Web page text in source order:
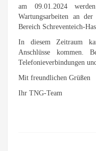
am 09.01.2024
Wartungsarbeiten an
Bereich Schreventeich-
In diesem Zeitraum
Anschlüsse kommen.
Telefonieverbindungen
Mit freundlichen Grüßen
Ihr TNG-Team